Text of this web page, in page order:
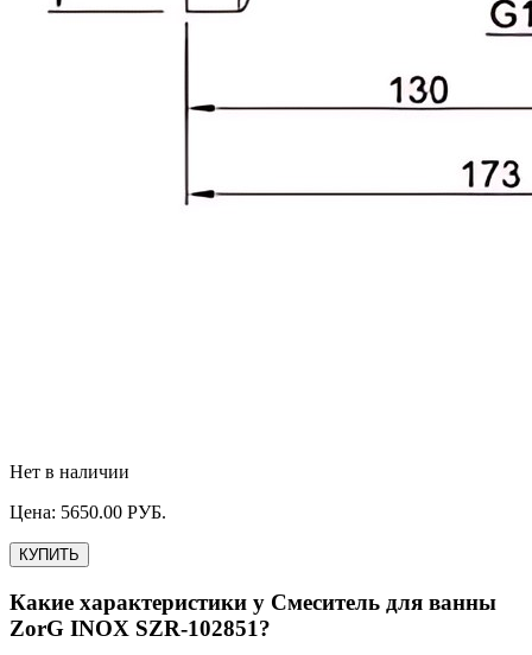
Нет в наличии
Цена: 5650.00 РУБ.
КУПИТЬ
Какие характеристики у Смеситель для ванны
ZorG INOX SZR-102851?